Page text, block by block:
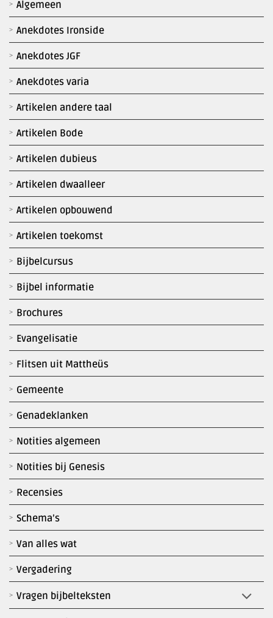
Algemeen
Anekdotes Ironside
Anekdotes JGF
Anekdotes varia
Artikelen andere taal
Artikelen Bode
Artikelen dubieus
Artikelen dwaalleer
Artikelen opbouwend
Artikelen toekomst
Bijbelcursus
Bijbel informatie
Brochures
Evangelisatie
Flitsen uit Mattheüs
Gemeente
Genadeklanken
Notities algemeen
Notities bij Genesis
Recensies
Schema’s
Van alles wat
Vergadering
Vragen bijbelteksten